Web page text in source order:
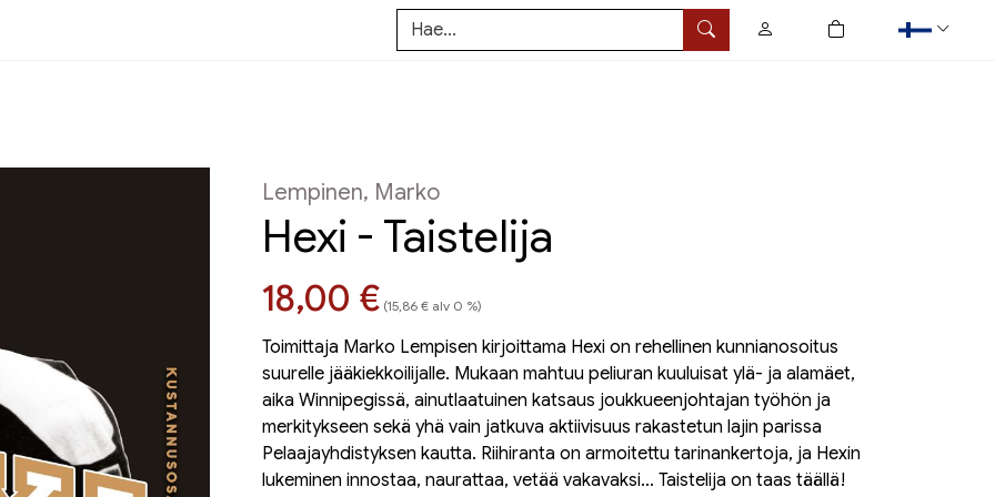
Hae
0
tuotetta ostoskorissa
Lempinen, Marko
Hexi - Taistelija
Hinta nyt
18,00 € (15,86 € alv 0 %)
Toimittaja Marko Lempisen kirjoittama Hexi on rehellinen kunnianosoitus
suurelle jääkiekkoilijalle. Mukaan mahtuu peliuran kuuluisat ylä- ja alamäet,
aika Winnipegissä, ainutlaatuinen katsaus joukkueenjohtajan työhön ja
merkitykseen sekä yhä vain jatkuva aktiivisuus rakastetun lajin parissa
Pelaajayhdistyksen kautta. Riihiranta on armoitettu tarinankertoja, ja Hexin
lukeminen innostaa, naurattaa, vetää vakavaksi... Taistelija on taas täällä!